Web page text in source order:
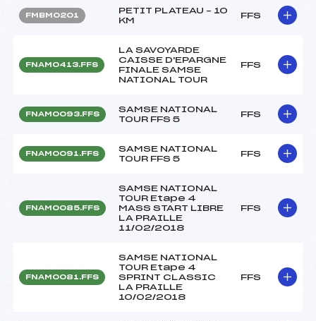
FMBM0201
PETIT PLATEAU – 10
KM
FFS
FNAM0413.FFS
LA SAVOYARDE
CAISSE D'EPARGNE
FINALE SAMSE
NATIONAL TOUR
FFS
FNAM0093.FFS
SAMSE NATIONAL
TOUR FFS 5
FFS
FNAM0091.FFS
SAMSE NATIONAL
TOUR FFS 5
FFS
FNAM0085.FFS
SAMSE NATIONAL
TOUR Etape 4
MASS START LIBRE
LA PRAILLE
11/02/2018
FFS
FNAM0081.FFS
SAMSE NATIONAL
TOUR Etape 4
SPRINT CLASSIC
LA PRAILLE
10/02/2018
FFS